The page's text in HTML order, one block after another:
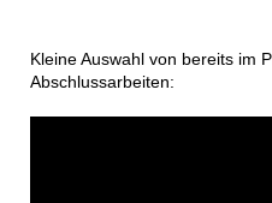
Kleine Auswahl von bereits im
Abschlussarbeiten: